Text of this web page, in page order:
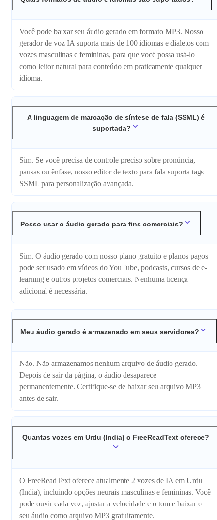
Você pode baixar seu áudio gerado em formato MP3. Nosso
gerador de voz IA suporta mais de 100 idiomas e dialetos com
vozes masculinas e femininas, para que você possa usá-lo
como leitor natural para conteúdo em praticamente qualquer
idioma.
A linguagem de marcação de síntese de fala (SSML) é
suportada?
Sim. Se você precisa de controle preciso sobre pronúncia,
pausas ou ênfase, nosso editor de texto para fala suporta tags
SSML para personalização avançada.
Posso usar o áudio gerado para fins comerciais?
Sim. O áudio gerado com nosso plano gratuito e planos pagos
pode ser usado em vídeos do YouTube, podcasts, cursos de e-
learning e outros projetos comerciais. Nenhuma licença
adicional é necessária.
Meu áudio gerado é armazenado em seus servidores?
Não. Não armazenamos nenhum arquivo de áudio gerado.
Depois de sair da página, o áudio desaparece
permanentemente. Certifique-se de baixar seu arquivo MP3
antes de sair.
Quantas vozes em Urdu (India) o FreeReadText oferece?
O FreeReadText oferece atualmente 2 vozes de IA em Urdu
(India), incluindo opções neurais masculinas e femininas. Você
pode ouvir cada voz, ajustar a velocidade e o tom e baixar o
seu áudio como arquivo MP3 gratuitamente.